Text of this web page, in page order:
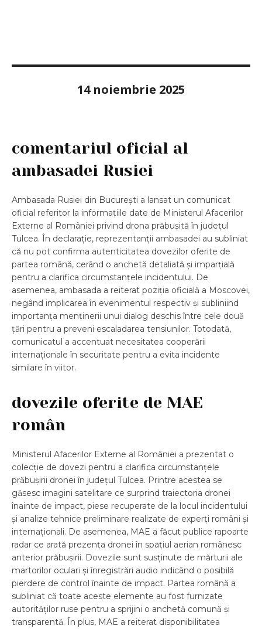
14 noiembrie 2025
comentariul oficial al
ambasadei Rusiei
Ambasada Rusiei din București a lansat un comunicat
oficial referitor la informațiile date de Ministerul Afacerilor
Externe al României privind drona prăbușită în județul
Tulcea. În declarație, reprezentanții ambasadei au subliniat
că nu pot confirma autenticitatea dovezilor oferite de
partea română, cerând o anchetă detaliată și imparțială
pentru a clarifica circumstanțele incidentului. De
asemenea, ambasada a reiterat poziția oficială a Moscovei,
negând implicarea în evenimentul respectiv și subliniind
importanța menținerii unui dialog deschis între cele două
țări pentru a preveni escaladarea tensiunilor. Totodată,
comunicatul a accentuat necesitatea cooperării
internaționale în securitate pentru a evita incidente
similare în viitor.
dovezile oferite de MAE
român
Ministerul Afacerilor Externe al României a prezentat o
colecție de dovezi pentru a clarifica circumstanțele
prăbușirii dronei în județul Tulcea. Printre acestea se
găsesc imagini satelitare ce surprind traiectoria dronei
înainte de impact, piese recuperate de la locul incidentului
și analize tehnice preliminare realizate de experți români și
internaționali. De asemenea, MAE a făcut publice rapoarte
radar ce arată prezența dronei în spațiul aerian românesc
anterior prăbușirii. Dovezile sunt susținute de mărturii ale
martorilor oculari și înregistrări audio indicând o posibilă
pierdere de control înainte de impact. Partea română a
subliniat că toate aceste elemente au fost furnizate
autorităților ruse pentru a sprijini o anchetă comună și
transparentă. În plus, MAE a reiterat disponibilitatea